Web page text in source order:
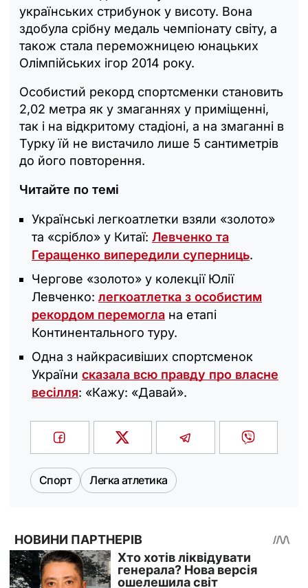
українських стрибунок у висоту. Вона
здобула срібну медаль чемпіонату світу, а
також стала переможницею юнацьких
Олімпійських ігор 2014 року.
Особистий рекорд спортсменки становить
2,02 метра як у змаганнях у приміщенні,
так і на відкритому стадіоні, а на змаганні в
Турку їй не вистачило лише 5 сантиметрів
до його повторення.
Читайте по темі
Українські легкоатлетки взяли «золото»
та «срібло» у Китаї: Левченко та
Геращенко випередили суперниць.
Чергове «золото» у колекції Юлії
Левченко: легкоатлетка з особистим
рекордом перемогла на етапі
Континентального туру.
Одна з найкрасивіших спортсменок
України сказала всю правду про власне
весілля: «Кажу: «Давай‎».
Спорт Легка атлетика